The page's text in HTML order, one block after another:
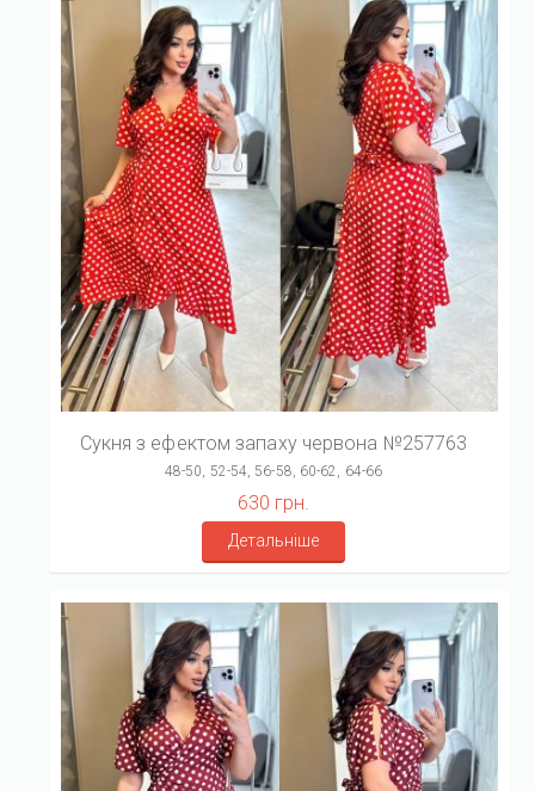
Сукня з ефектом запаху червона №257763
48-50, 52-54, 56-58, 60-62, 64-66
630 грн.
Детальніше